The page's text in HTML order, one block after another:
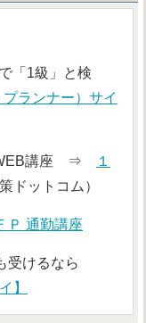
「1級」と検
ランナー）サイ
WEB講座 ⇒
１
ドットコム）
Ｐ 通勤講座
受けるなら
】